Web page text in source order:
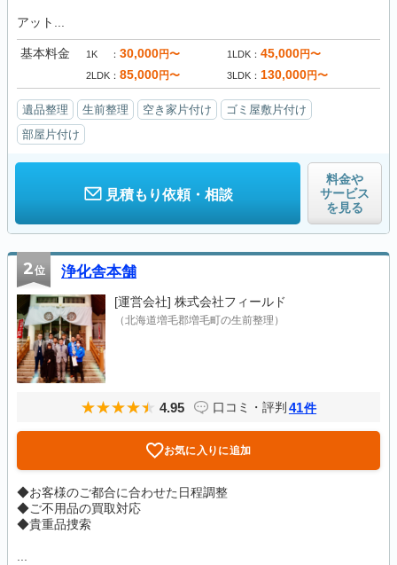
アット...
基本料金 1K 30,000円〜 1LDK 45,000円〜
2LDK 85,000円〜 3LDK 130,000円〜
遺品整理 生前整理 空き家片付け
ゴミ屋敷片付け
部屋片付け
見積もり依頼・相談
料金や
サービス
を見る
2位 浄化舎本舗
[運営会社] 株式会社フィールド
（北海道増毛郡増毛町の生前整理）
4.95 口コミ・評判 41件
お気に入りに追加
◆お客様のご都合に合わせた日程調整
◆ご不用品の買取対応
◆貴重品捜索